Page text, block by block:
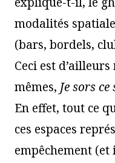
modalités
(bars, bordels,
Ceci est
mêmes, Je sors
En effet, tout ce
ces espaces
empêchement (et